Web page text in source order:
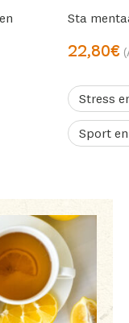
Sta
22,80€
Stress
Sport